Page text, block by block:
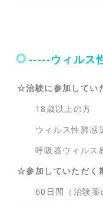
-----ウィルス
☆治験に参加してい
18歳以上の方
ウィルス性肺感染
呼吸器ウィルス
☆参加し
60日間（治験薬